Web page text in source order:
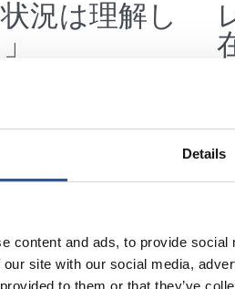
Details
content and ads, to provide
site with our social media,
to them or that they’ve
況は理解し